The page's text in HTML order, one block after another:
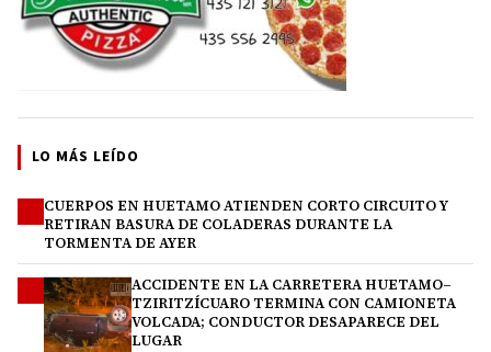
LO MÁS LEÍDO
CUERPOS EN HUETAMO ATIENDEN CORTO CIRCUITO Y
RETIRAN BASURA DE COLADERAS DURANTE LA
TORMENTA DE AYER
ACCIDENTE EN LA CARRETERA HUETAMO–
TZIRITZÍCUARO TERMINA CON CAMIONETA
VOLCADA; CONDUCTOR DESAPARECE DEL
LUGAR